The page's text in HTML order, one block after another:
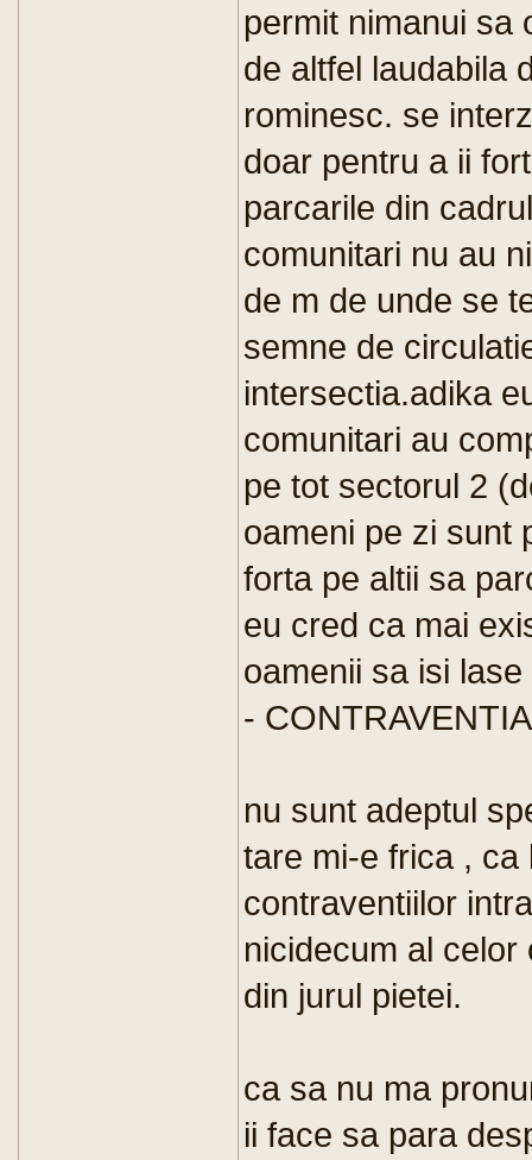
permit nimanui sa
de altfel laudabila
rominesc. se
doar pentru a ii
parcarile din
comunitari nu au
de m de unde se
semne de
intersectia.adika
comunitari au
pe tot sectorul 2
oameni pe zi sunt
forta pe altii sa
eu cred ca mai
oamenii sa isi
-
nu sunt adeptul
tare mi-e frica , ca
contraventiilor
nicidecum al
din jurul pietei.
ca sa nu ma
ii face sa para